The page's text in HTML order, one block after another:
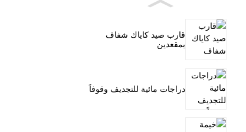
قارب صيد كاياك شفاف
بمقعدين
دراجات مائية للتجديف وقوفاً